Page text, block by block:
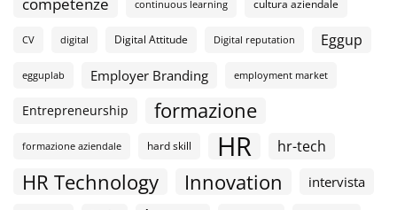
continuous learning cultura aziendale
CV digital Digital Attitude Digital reputation Eggup
egguplab Employer Branding employment market
Entrepreneurship formazione
formazione aziendale hard skill HR hr-tech
HR Technology Innovation intervista